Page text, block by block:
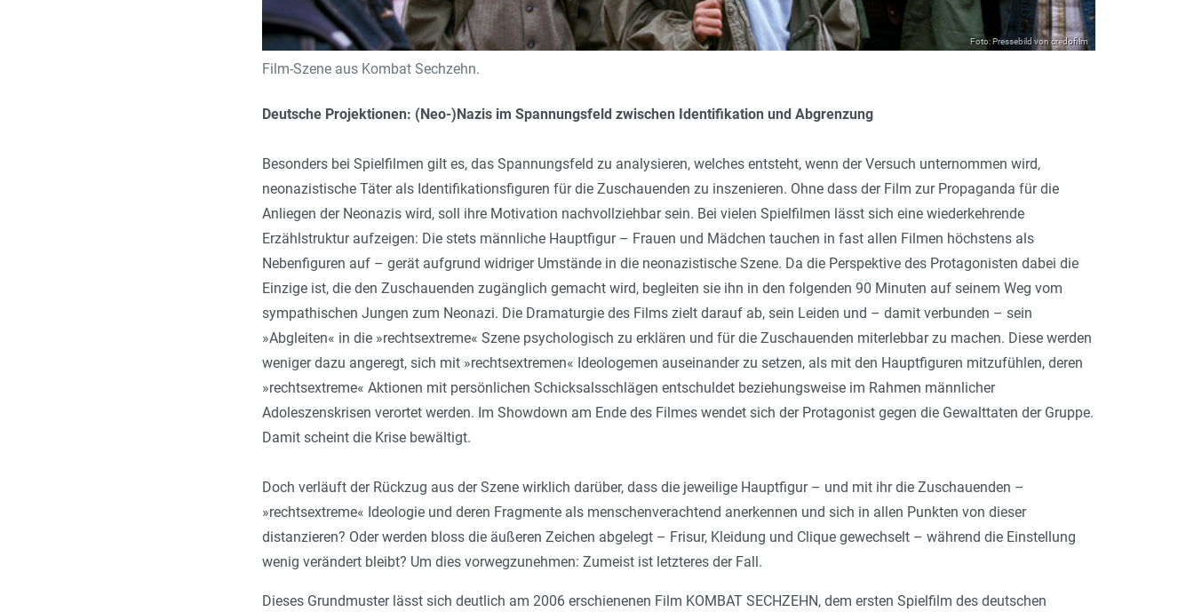
Foto: Pressebild von credofilm
Film-Szene aus Kombat Sechzehn.
Deutsche Projektionen: (Neo-)Nazis im Spannungsfeld zwischen Identifikation und Abgrenzung
Besonders bei Spielfilmen gilt es, das Spannungsfeld zu analysieren, welches entsteht, wenn der Versuch unternommen wird,
neonazistische Täter als Identifikationsfiguren für die Zuschauenden zu inszenieren. Ohne dass der Film zur Propaganda für die
Anliegen der Neonazis wird, soll ihre Motivation nachvollziehbar sein. Bei vielen Spielfilmen lässt sich eine wiederkehrende
Erzählstruktur aufzeigen: Die stets männliche Hauptfigur – Frauen und Mädchen tauchen in fast allen Filmen höchstens als
Nebenfiguren auf – gerät aufgrund widriger Umstände in die neonazistische Szene. Da die Perspektive des Protagonisten dabei die
Einzige ist, die den Zuschauenden zugänglich gemacht wird, begleiten sie ihn in den folgenden 90 Minuten auf seinem Weg vom
sympathischen Jungen zum Neonazi. Die Dramaturgie des Films zielt darauf ab, sein Leiden und – damit verbunden – sein
»Abgleiten« in die »rechtsextreme« Szene psychologisch zu erklären und für die Zuschauenden miterlebbar zu machen. Diese werden
weniger dazu angeregt, sich mit »rechtsextremen« Ideologemen auseinander zu setzen, als mit den Hauptfiguren mitzufühlen, deren
»rechtsextreme« Aktionen mit persönlichen Schicksalsschlägen entschuldet beziehungsweise im Rahmen männlicher
Adoleszenskrisen verortet werden. Im Showdown am Ende des Filmes wendet sich der Protagonist gegen die Gewalttaten der Gruppe.
Damit scheint die Krise bewältigt.
Doch verläuft der Rückzug aus der Szene wirklich darüber, dass die jeweilige Hauptfigur – und mit ihr die Zuschauenden –
»rechtsextreme« Ideologie und deren Fragmente als menschenverachtend anerkennen und sich in allen Punkten von dieser
distanzieren? Oder werden bloss die äußeren Zeichen abgelegt – Frisur, Kleidung und Clique gewechselt – während die Einstellung
wenig verändert bleibt? Um dies vorwegzunehmen: Zumeist ist letzteres der Fall.
Dieses Grundmuster lässt sich deutlich am 2006 erschienenen Film KOMBAT SECHZEHN, dem ersten Spielfilm des deutschen